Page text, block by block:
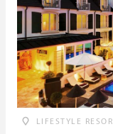
LIFESTYLE